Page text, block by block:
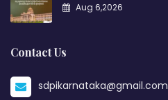
Aug 6,2026
Contact Us
sdpikarnataka@gmail.com